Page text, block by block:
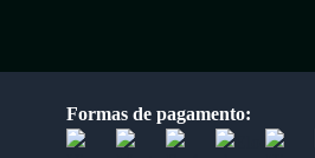
Formas de pagamento: